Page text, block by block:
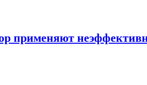
применяют